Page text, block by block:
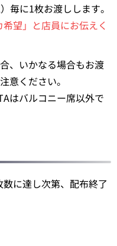
毎に1枚お渡しします。
望」と店員にお伝えく
、いかなる場合もお渡
意ください。
はバルコニー席以外で
数に達し次第、配布終了